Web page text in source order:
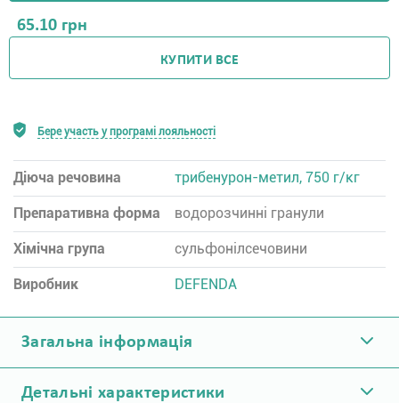
65.10 грн
КУПИТИ ВСЕ
Бере участь у програмі лояльності
Діюча речовина трибенурон-метил, 750 г/кг
Препаративна форма водорозчинні гранули
Хімічна група сульфонілсечовини
Виробник DEFENDA
Загальна інформація
Детальні характеристики